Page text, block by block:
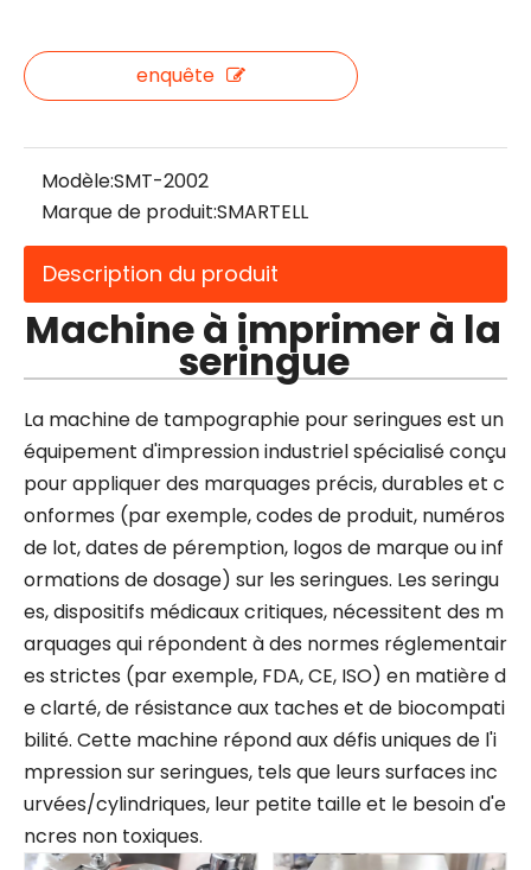
enquête
Modèle:SMT-2002
Marque de produit:SMARTELL
Description du produit
Machine à imprimer à la
seringue
La machine de tampographie pour seringues est un
équipement d'impression industriel spécialisé conçu
pour appliquer des marquages ​​précis, durables et c
onformes (par exemple, codes de produit, numéros
de lot, dates de péremption, logos de marque ou inf
ormations de dosage) sur les seringues. Les seringu
es, dispositifs médicaux critiques, nécessitent des m
arquages ​​qui répondent à des normes réglementair
es strictes (par exemple, FDA, CE, ISO) en matière d
e clarté, de résistance aux taches et de biocompati
bilité. Cette machine répond aux défis uniques de l'i
mpression sur seringues, tels que leurs surfaces inc
urvées/cylindriques, leur petite taille et le besoin d'e
ncres non toxiques.